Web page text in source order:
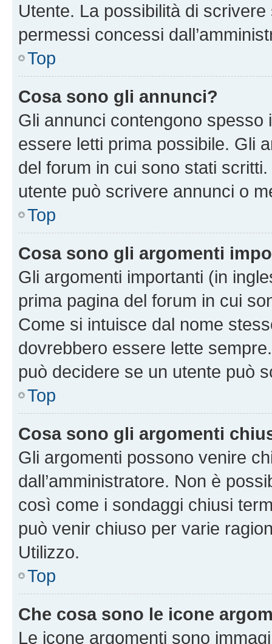
Utente. La possibilità di
permessi concessi
Top
Cosa sono gli annunci?
Gli annunci contengono
essere letti prima possibile. Gli
del forum in cui sono stati
utente può scrivere annunci o
Top
Cosa sono gli argomenti
Gli argomenti importanti (in
prima pagina del forum in cui
Come si intuisce dal nome
dovrebbero essere lette
può decidere se un utente può
Top
Cosa sono gli argomenti
Gli argomenti possono venire
dall’amministratore. Non è
così come i sondaggi chiusi
può venir chiuso per varie
Utilizzo.
Top
Che cosa sono le icone
Le icone argomenti sono